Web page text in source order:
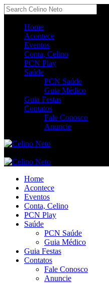
Home
Acontece
Eventos
Conta, Celino
PCN Play
Saúde
PCN Saúde
Guia Médico
Guia Festas
Contatos
Fale Conosco
Anuncie
Home
Acontece
Eventos
Conta, Celino
PCN Play
Saúde
PCN Saúde
Guia Médico
Guia Festas
Contatos
Fale Conosco
Anuncie